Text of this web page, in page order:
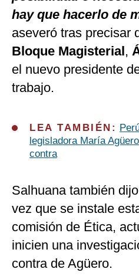
hay que hacerlo de
aseveró tras precisar
Bloque Magisterial,
el nuevo presidente
trabajo.
LEA TAMBIÉN:
legisladora María
contra
Salhuana también
vez que se instale
comisión de Ética,
inicien una
contra de Agüero.